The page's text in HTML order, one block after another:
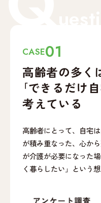
CASE01
高齢者の多く
｢できるだけ
考えている
高齢者にとって、自宅
が積み重なった、心か
が介護が必要になった
く暮らしたい」という